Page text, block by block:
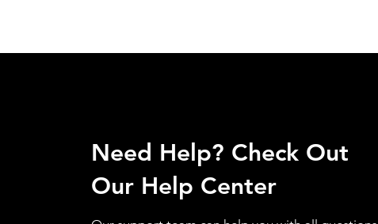
Need Help? Check Out
Our Help Center